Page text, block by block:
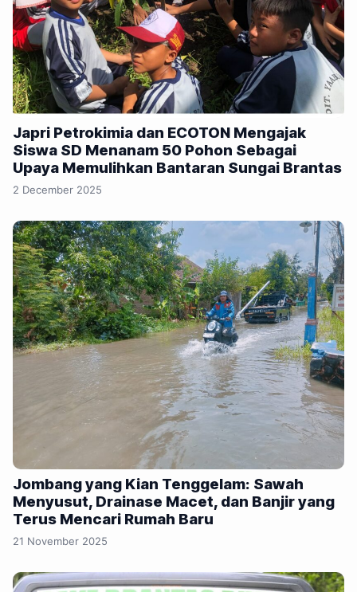
Japri Petrokimia dan ECOTON Mengajak
Siswa SD Menanam 50 Pohon Sebagai
Upaya Memulihkan Bantaran Sungai Brantas
2 December 2025
Jombang yang Kian Tenggelam: Sawah
Menyusut, Drainase Macet, dan Banjir yang
Terus Mencari Rumah Baru
21 November 2025